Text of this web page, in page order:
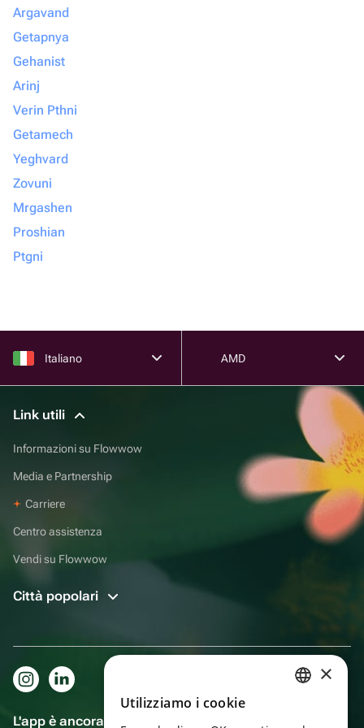
Argavand
Getapnya
Gehanist
Arinj
Verin Pthni
Getamech
Yeghvard
Zovuni
Mrgashen
Proshian
Ptgni
Italiano AMD
Link utili
Informazioni su Flowwow
Media e Partnership
Carriere
Centro assistenza
Vendi su Flowwow
Città popolari
L'app è ancora più comoda!
×
Utilizziamo i cookie